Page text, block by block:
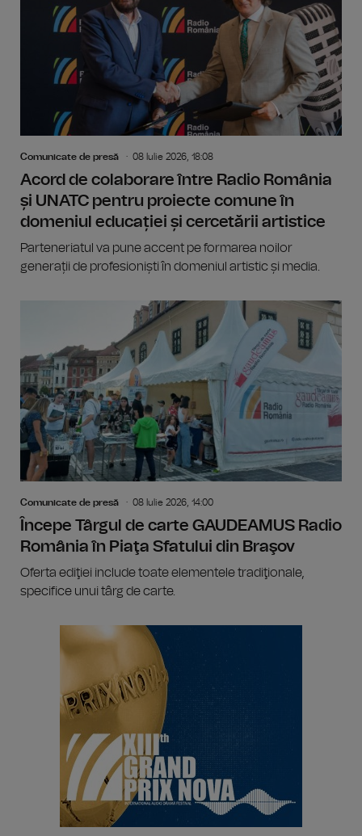
Comunicate de presă 08 Iulie 2026, 18:08
Acord de colaborare între Radio România
și UNATC pentru proiecte comune în
domeniul educației și cercetării artistice
Parteneriatul va pune accent pe formarea noilor
generații de profesioniști în domeniul artistic și media.
Comunicate de presă 08 Iulie 2026, 14:00
Începe Târgul de carte GAUDEAMUS Radio
România în Piaţa Sfatului din Braşov
Oferta ediţiei include toate elementele tradiţionale,
specifice unui târg de carte.